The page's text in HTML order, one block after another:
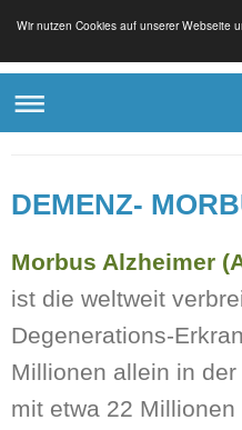
Wir nutzen Cookies auf unserer Webseite
DEMENZ-
Morbus Alzheimer
ist die weltweit
Degenerations-
Millionen allein in
mit etwa 22